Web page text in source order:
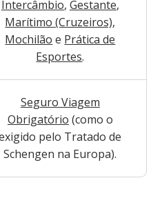
Intercâmbio, Gestante,
Marítimo (Cruzeiros),
Mochilão e Prática de
Esportes.
Seguro Viagem
Obrigatório (como o
pelo Tratado de
Schengen na Europa).